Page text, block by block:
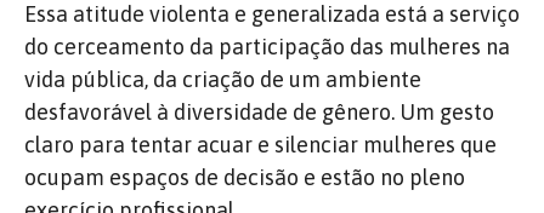
Essa atitude violenta e generalizada está a serviço
do cerceamento da participação das mulheres na
vida pública, da criação de um ambiente
desfavorável à diversidade de gênero. Um gesto
claro para tentar acuar e silenciar mulheres que
ocupam espaços de decisão e estão no pleno